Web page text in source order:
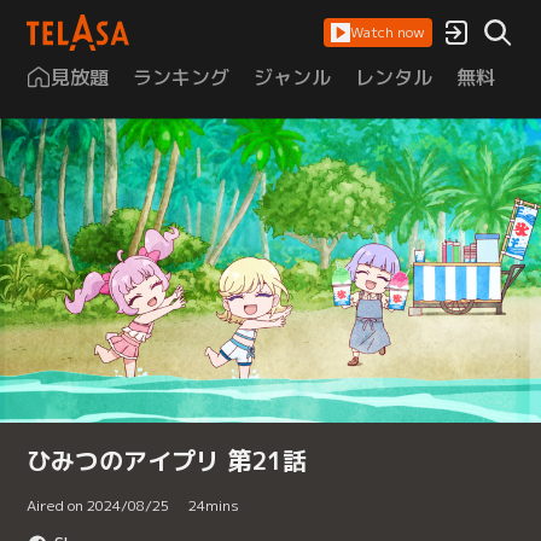
Watch now
見放題 ランキング ジャンル レンタル 無料
ひみつのアイプリ 第21話
Aired on 2024/08/25 24mins